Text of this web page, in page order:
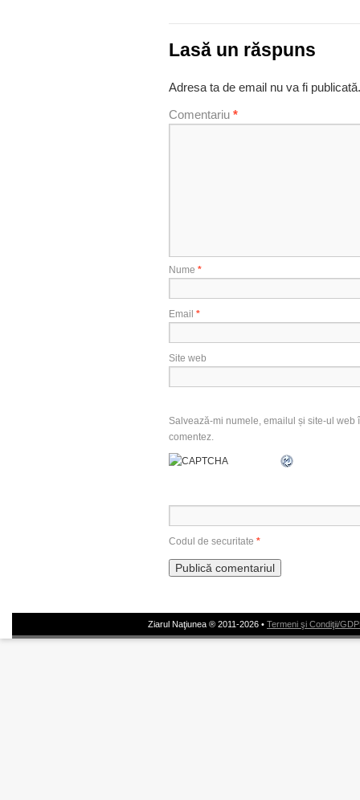
Lasă un răspuns
Adresa ta de email nu va fi publicată.
Comentariu *
Nume *
Email *
Site web
Salvează-mi numele, emailul și site-ul
comentez.
Codul de securitate *
Ziarul Naţiunea ® 2011-2026 • Termeni şi Condiţii/